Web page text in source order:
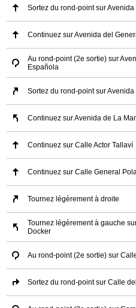
Sortez du rond-point sur
Continuez sur Avenida del
Au rond-point (2e sortie) sur
Española
Sortez du rond-point sur
Continuez sur Avenida de La
Continuez sur Calle Actor Tallaví
Continuez sur Calle General
Tournez légèrement à droite
Tournez légèrement à gauche
Docker
Au rond-point (2e sortie) sur
Sortez du rond-point sur Calle